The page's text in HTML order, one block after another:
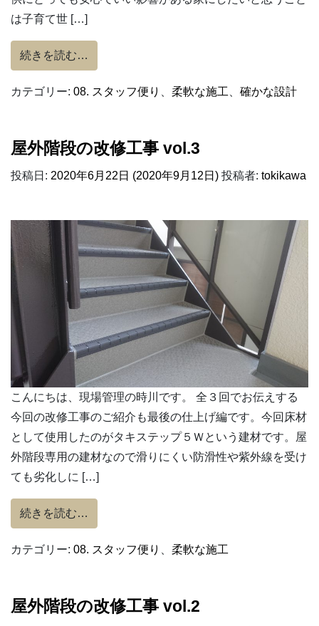
は子育て世 […]
続きを読む…
カテゴリー: 08. スタッフ便り 柔軟な施工 確かな設計
屋外階段の改修工事 vol.3
投稿日: 2020年6月22日 (2020年9月12日) 投稿者: tokikawa
こんにちは、現場管理の時川です。 全３回でお伝えする
今回の改修工事のご紹介も最後の仕上げ編です。今回床材
として使用したのがタキステップ５Ｗという建材です。屋
外階段専用の建材なので滑りにくい防滑性や紫外線を受け
ても劣化しに […]
続きを読む…
カテゴリー: 08. スタッフ便り 柔軟な施工
屋外階段の改修工事 vol.2